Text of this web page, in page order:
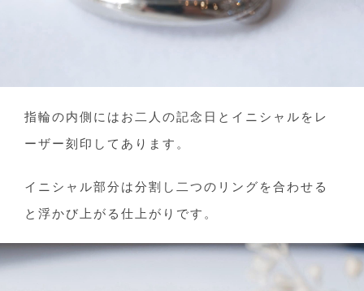
指輪の内側にはお二人の記念日とイニシャルをレ
ーザー刻印してあります。
イニシャル部分は分割し二つのリングを合わせる
と浮かび上がる仕上がりです。